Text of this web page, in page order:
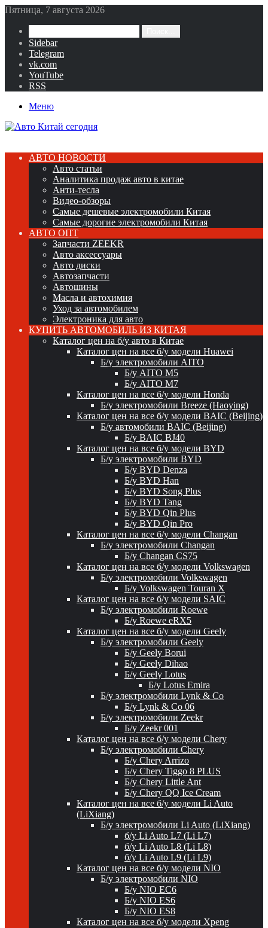
Пятница, 7 августа 2026
Sidebar
Telegram
vk.com
YouTube
RSS
Меню
АВТО НОВОСТИ
Авто статьи
Аналитика продаж авто в китае
Анти-тесла
Видео-обзоры
Самые дешевые электромобили Китая
Самые дорогие электромобили Китая
АВТО ОПТ
Запчасти ZEEKR
Авто аксессуары
Авто диски
Автозапчасти
Автошины
Масла и автохимия
Уход за автомобилем
Электроника для авто
КУПИТЬ АВТОМОБИЛЬ ИЗ КИТАЯ
Каталог цен на б/у авто в Китае
Каталог цен на все б/у модели Huawei
Б/у электромобили AITO
Б/у AITO M5
Б/у AITO M7
Каталог цен на все б/у модели Honda
Б/у электромобили Breeze (Haoying)
Каталог цен на все б/у модели BAIC (Beijing)
Б/у автомобили BAIC (Beijing)
Б/у BAIC BJ40
Каталог цен на все б/у модели BYD
Б/у электромобили BYD
Б/у BYD Denza
Б/у BYD Han
Б/у BYD Song Plus
Б/у BYD Tang
Б/у BYD Qin Plus
Б/у BYD Qin Pro
Каталог цен на все б/у модели Changan
Б/у электромобили Changan
Б/у Changan CS75
Каталог цен на все б/у модели Volkswagen
Б/у электромобили Volkswagen
Б/у Volkswagen Touran X
Каталог цен на все б/у модели SAIC
Б/у электромобили Roewe
Б/у Roewe eRX5
Каталог цен на все б/у модели Geely
Б/у электромобили Geely
Б/у Geely Borui
Б/у Geely Dihao
Б/у Geely Lotus
Б/у Lotus Emira
Б/у электромобили Lynk & Co
Б/у Lynk & Co 06
Б/у электромобили Zeekr
Б/у Zeekr 001
Каталог цен на все б/у модели Chery
Б/у электромобили Chery
Б/у Chery Arrizo
Б/у Chery Tiggo 8 PLUS
Б/у Chery Little Ant
Б/у Chery QQ Ice Cream
Каталог цен на все б/у модели Li Auto
(LiXiang)
Б/у электромобили Li Auto (LiXiang)
б/у Li Auto L7 (Li L7)
б/у Li Auto L8 (Li L8)
б/у Li Auto L9 (Li L9)
Каталог цен на все б/у модели NIO
Б/у электромобили NIO
Б/у NIO EC6
Б/у NIO ES6
Б/у NIO ES8
Каталог цен на все б/у модели Xpeng